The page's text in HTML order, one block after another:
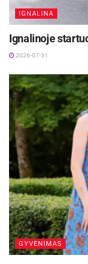
IGNALINA
Ignalinoje
2026-07-31
GYVENIMAS